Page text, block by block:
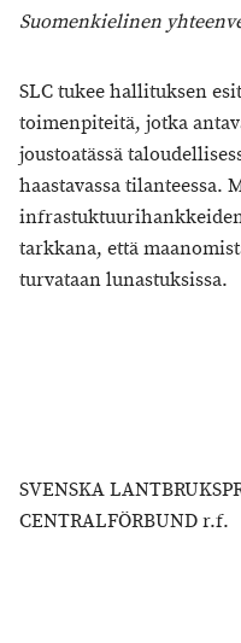
Suomenkielinen
SLC tukee hallituksen
toimenpiteitä, jotka
joustoatässä
haastavassa tilanteessa.
tarkkana, että
turvataan lunastuksissa.
SVENSKA
CENTRALFÖRBUND r.f.